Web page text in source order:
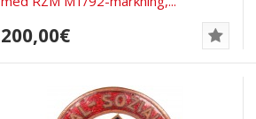
200,00€